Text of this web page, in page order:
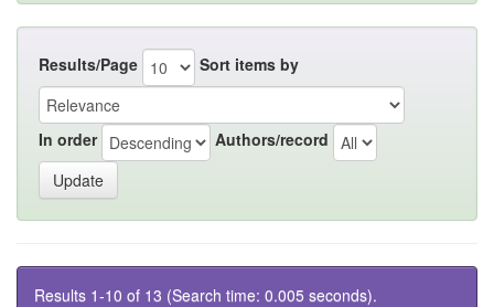
Results/Page Sort items by
In order Authors/record
Results 1-10 of 13 (Search time: 0.005 seconds).